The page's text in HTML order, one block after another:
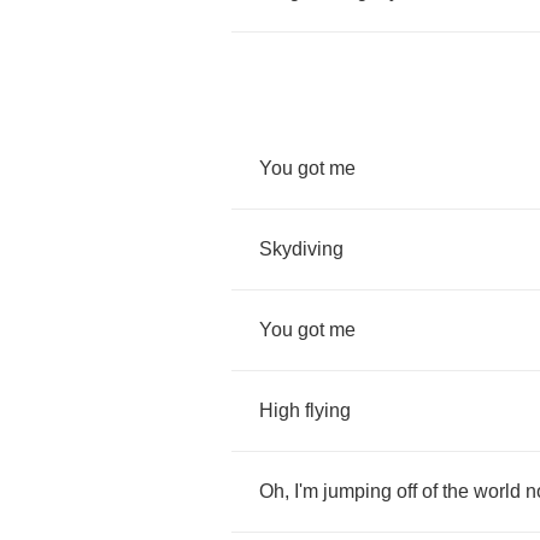
You got me
Skydiving
You got me
High flying
Oh, I'm jumping off of the world